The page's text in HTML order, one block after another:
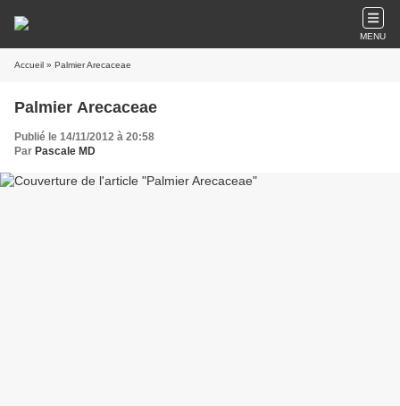
MENU
Accueil » Palmier Arecaceae
Palmier Arecaceae
Publié le 14/11/2012 à 20:58
Par Pascale MD